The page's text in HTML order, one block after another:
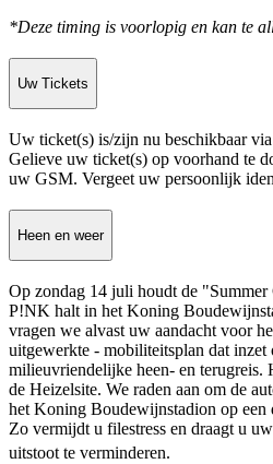
*Deze timing is voorlopig en kan te
Uw Tickets
Uw ticket(s) is/zijn nu beschikbaar
Gelieve uw ticket(s) op voorhand te
uw GSM. Vergeet uw persoonlijk
Heen en weer
Op zondag 14 juli houdt de
P!NK halt in het Koning
vragen we alvast uw aandacht voor
uitgewerkte - mobiliteitsplan dat inzet
milieuvriendelijke heen- en
de Heizelsite. We raden aan om de
het Koning Boudewijnstadion op een
Zo vermijdt u filestress en draagt u
uitstoot te verminderen.